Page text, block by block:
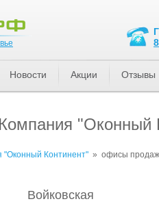
"Оконный
"Оконный Континент" » офисы продаж
Войковская
Новости Акции Отзывы